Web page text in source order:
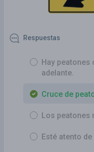
Respuestas
Hay peatones
adelante.
Cruce de
Los peatones
Esté atento